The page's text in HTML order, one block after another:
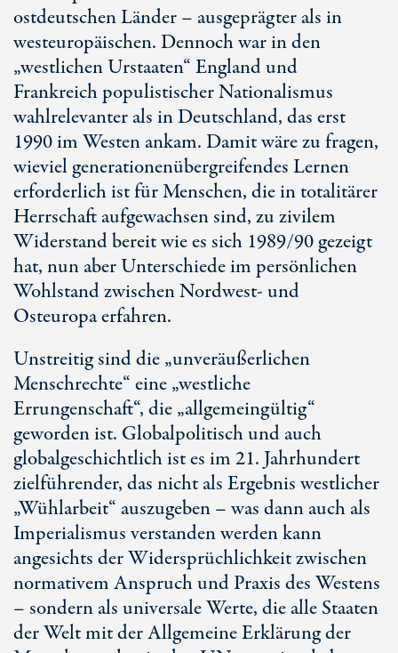
ostdeutschen Länder – ausgeprägter als in
westeuropäischen. Dennoch war in den
„westlichen Urstaaten“ England und
Frankreich populistischer Nationalismus
wahlrelevanter als in Deutschland, das erst
1990 im Westen ankam. Damit wäre zu fragen,
wieviel generationenübergreifendes Lernen
erforderlich ist für Menschen, die in totalitärer
Herrschaft aufgewachsen sind, zu zivilem
Widerstand bereit wie es sich 1989/90 gezeigt
hat, nun aber Unterschiede im persönlichen
Wohlstand zwischen Nordwest- und
Osteuropa erfahren.
Unstreitig sind die „unveräußerlichen
Menschrechte“ eine „westliche
Errungenschaft“, die „allgemeingültig“
geworden ist. Globalpolitisch und auch
globalgeschichtlich ist es im 21. Jahrhundert
zielführender, das nicht als Ergebnis westlicher
„Wühlarbeit“ auszugeben – was dann auch als
Imperialismus verstanden werden kann
angesichts der Widersprüchlichkeit zwischen
normativem Anspruch und Praxis des Westens
– sondern als universale Werte, die alle Staaten
der Welt mit der Allgemeine Erklärung der